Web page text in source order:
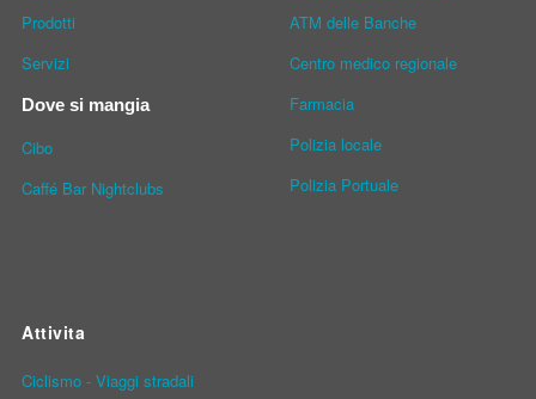
Prodotti
Servizi
Dove si mangia
Cibo
Caffé Bar Nightclubs
ATM delle Banche
Centro medico regionale
Farmacia
Polizia locale
Polizia Portuale
Attivita
Ciclismo - Viaggi stradali